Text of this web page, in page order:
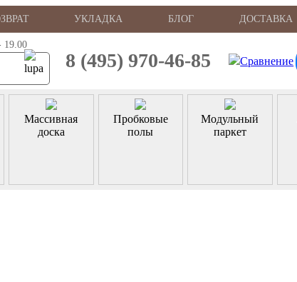
УКЛАДКА БЛОГ ДОСТАВКА
8 (495) 970-46-85
Массивная
доска
Пробковые
полы
Модульный
паркет